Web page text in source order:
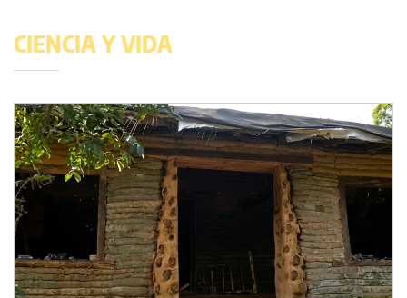
CIENCIA Y VIDA